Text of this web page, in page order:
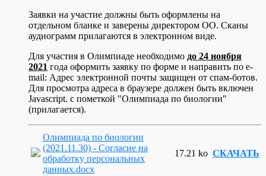
Заявки на участие должны быть оформлены на
отдельном бланке и заверены директором ОО. Сканы
аудиограмм прилагаются в электронном виде.
Для участия в Олимпиаде необходимо до 24 ноября
2021 года оформить заявку по форме и направить по e-
mail: Адрес электронной почты защищен от спам-ботов.
Для просмотра адреса в браузере должен быть включен
Javascript. с пометкой "Олимпиада по биологии"
(прилагается).
Олимпиада по биологии
(2021.11.30) - Согласие на
обработку персональных
данных.docx
17.21 ko СКАЧАТЬ